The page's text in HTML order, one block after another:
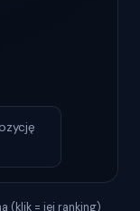
(klik = jej ranking)